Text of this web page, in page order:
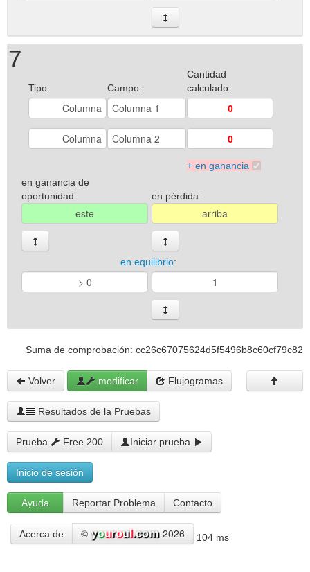
7
Tipo: Campo:
Cantidad
calculado:
+ en ganancia
en ganancia de
oportunidad:
en pérdida:
en equilibrio:
Suma de comprobación: cc26c67075624d5f5496b8c60cf79c82
Volver modificar Flujogramas
Resultados de la Pruebas
Prueba Free 200 Iniciar prueba
Inicio de sesión
Ayuda Reportar Problema Contacto
Acerca de © 2026 104 ms